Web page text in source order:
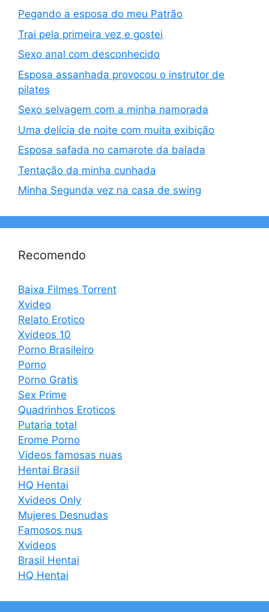
Pegando a esposa do meu Patrão
Trai pela primeira vez e gostei
Sexo anal com desconhecido
Esposa assanhada provocou o instrutor de
pilates
Sexo selvagem com a minha namorada
Uma delícia de noite com muita exibição
Esposa safada no camarote da balada
Tentação da minha cunhada
Minha Segunda vez na casa de swing
Recomendo
Baixa Filmes Torrent
Xvideo
Relato Erotico
Xvideos 10
Porno Brasileiro
Porno
Porno Gratis
Sex Prime
Quadrinhos Eroticos
Putaria total
Erome Porno
Videos famosas nuas
Hentai Brasil
HQ Hentai
Xvideos Only
Mujeres Desnudas
Famosos nus
Xvideos
Brasil Hentai
HQ Hentai